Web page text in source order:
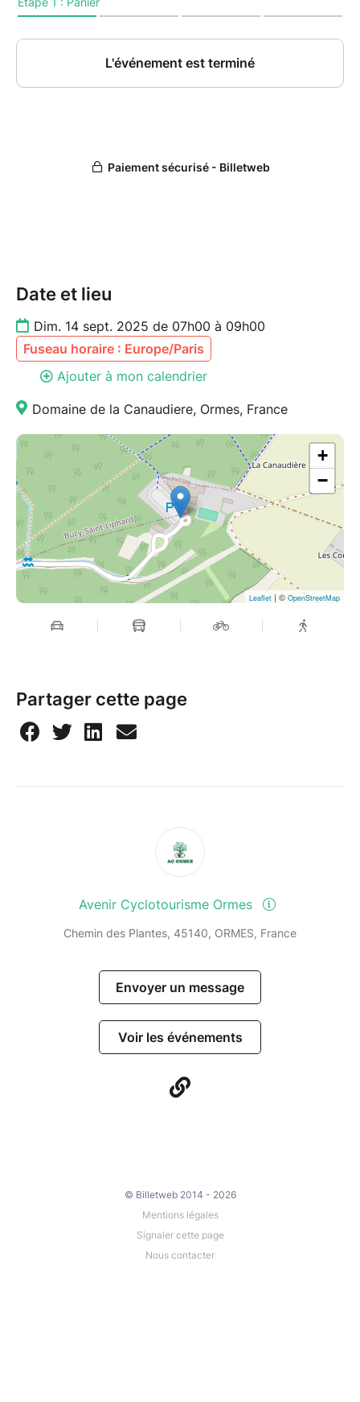
Date et lieu
Dim. 14 sept. 2025 de 07h00 à 09h00
Fuseau horaire : Europe/Paris
Ajouter à mon calendrier
Domaine de la Canaudiere, Ormes, France
+
−
Leaflet | © OpenStreetMap
Partager cette page
Avenir Cyclotourisme Ormes
Chemin des Plantes, 45140, ORMES, France
Envoyer un message
Voir les événements
© Billetweb 2014 - 2026
Mentions légales
Signaler cette page
Nous contacter